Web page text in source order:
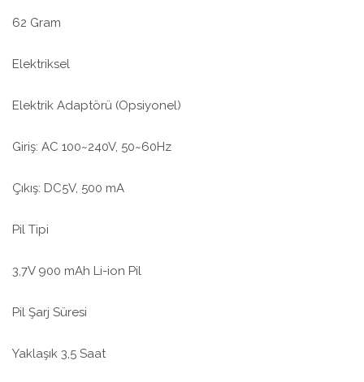
62 Gram
Elektriksel
Elektrik Adaptörü (Opsiyonel)
Giriş: AC 100~240V, 50~60Hz
Çıkış: DC5V, 500 mA
Pil Tipi
3,7V 900 mAh Li-ion Pil
Pil Şarj Süresi
Yaklaşık 3,5 Saat